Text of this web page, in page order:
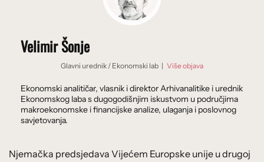
Velimir Šonje
Glavni urednik / Ekonomski lab | Više objava
Ekonomski analitičar, vlasnik i direktor Arhivanalitike i urednik
Ekonomskog laba s dugogodišnjim iskustvom u područjima
makroekonomske i financijske analize, ulaganja i poslovnog
savjetovanja.
Njemačka predsjedava Vijećem Europske unije u drugoj